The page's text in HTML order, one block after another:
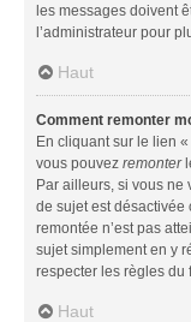
les messages doivent
l’administrateur pour
Haut
Comment remonter
En cliquant sur le lien
vous pouvez remonter
Par ailleurs, si vous ne
de sujet est désactivée
remontée n’est pas
sujet simplement en y
respecter les règles du
Haut